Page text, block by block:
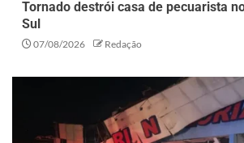
Tornado destrói casa de pecuarista
Sul
07/08/2026 Redação